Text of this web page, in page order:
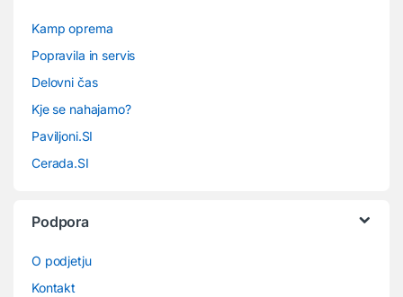
Kamp oprema
Popravila in servis
Delovni čas
Kje se nahajamo?
Paviljoni.SI
Cerada.SI
Podpora
O podjetju
Kontakt